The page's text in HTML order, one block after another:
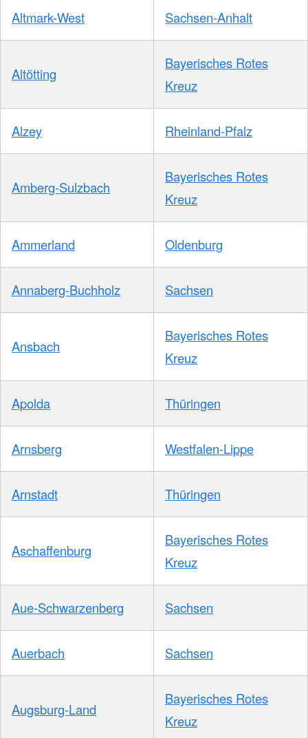
Altmark-West Sachsen-Anhalt
Altötting
Bayerisches Rotes
Kreuz
Alzey Rheinland-Pfalz
Amberg-Sulzbach
Bayerisches Rotes
Kreuz
Ammerland Oldenburg
Annaberg-Buchholz Sachsen
Ansbach
Bayerisches Rotes
Kreuz
Apolda Thüringen
Arnsberg Westfalen-Lippe
Arnstadt Thüringen
Aschaffenburg
Bayerisches Rotes
Kreuz
Aue-Schwarzenberg Sachsen
Auerbach Sachsen
Augsburg-Land
Bayerisches Rotes
Kreuz